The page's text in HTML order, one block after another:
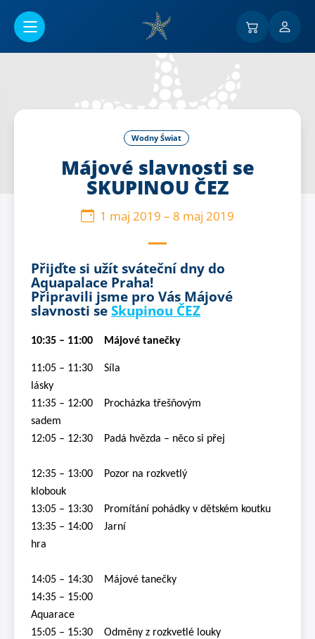
Wodny Świat
Májové slavnosti se
SKUPINOU ČEZ
1 maj 2019 – 8 maj 2019
Přijďte si užít sváteční dny do
Aquapalace Praha!
Připravili jsme pro Vás Májové
slavnosti seSkupinou ČEZ
10:35 – 11:00 Májové tanečky
11:05 – 11:30 Síla
lásky
11:35 – 12:00 Procházka třešňovým
sadem
12:05 – 12:30 Padá hvězda – něco si přej
12:35 – 13:00 Pozor na rozkvetlý
klobouk
13:05 – 13:30 Promítání pohádky v dětském koutku
13:35 – 14:00 Jarní
hra
14:05 – 14:30 Májové tanečky
14:35 – 15:00
15:05 – 15:30 Odměny z rozkvetlé louky